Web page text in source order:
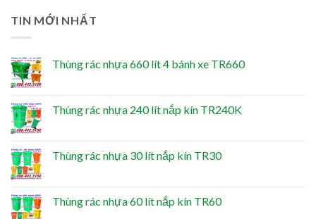
TIN MỚI NHẤT
Thùng rác nhựa 660 lít 4 bánh xe TR660
Thùng rác nhựa 240 lít nắp kín TR240K
Thùng rác nhựa 30 lít nắp kín TR30
Thùng rác nhựa 60 lít nắp kín TR60